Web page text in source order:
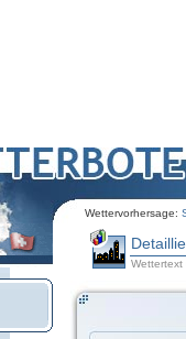
Wettervorhersage:
Wettertext